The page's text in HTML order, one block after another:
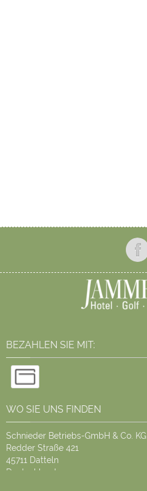
BEZAHLEN SIE MIT:
WO SIE UNS FINDEN
Schnieder Betriebs-GmbH & Co. KG
Redder Straße 421
45711 Datteln
Deutschland